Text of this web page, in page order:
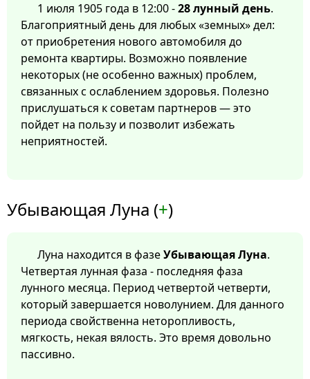
1 июля 1905 года в 12:00 -28 лунный день.
Благоприятный день для любых «земных» дел:
от приобретения нового автомобиля до
ремонта квартиры. Возможно появление
некоторых (не особенно важных) проблем,
связанных с ослаблением здоровья. Полезно
прислушаться к советам партнеров — это
пойдет на пользу и позволит избежать
неприятностей.
Убывающая Луна (+)
Луна находится в фазеУбывающая Луна.
Четвертая лунная фаза - последняя фаза
лунного месяца. Период четвертой четверти,
который завершается новолунием. Для данного
периода свойственна неторопливость,
мягкость, некая вялость. Это время довольно
пассивно.